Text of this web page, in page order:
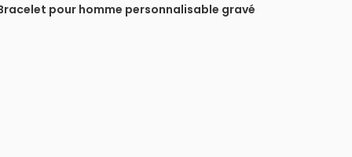
pour homme personnalisable gravé